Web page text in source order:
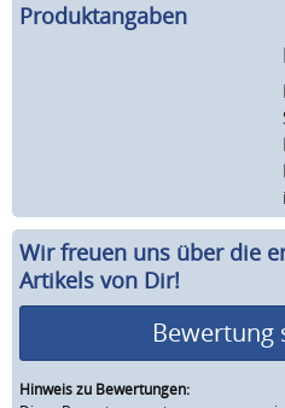
Produktangaben
Wir freuen uns über die
Artikels von Dir!
Bewertung
Hinweis zu Bewertungen: